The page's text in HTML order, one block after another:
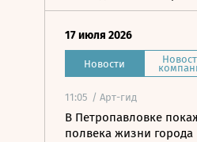
17 июля 2026
Новости
11:05 / Арт-гид
В Петропавловке
полвека жизни города